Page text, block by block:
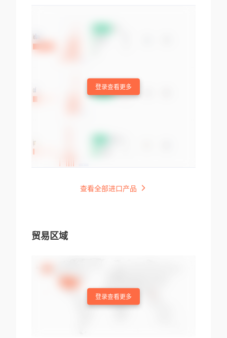
登录查看更多
查看全部进口产品
贸易区域
登录查看更多